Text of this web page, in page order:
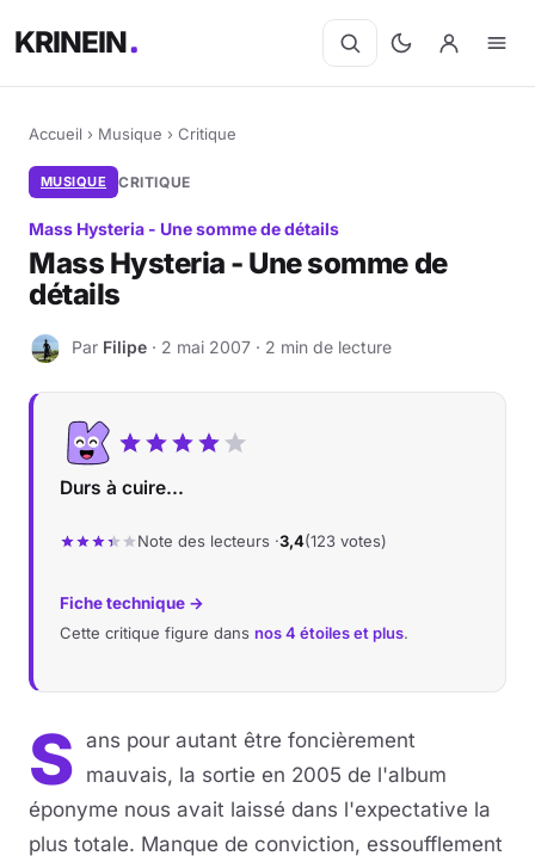
KRINEIN
Accueil › Musique › Critique
MUSIQUE CRITIQUE
Mass Hysteria - Une somme de détails
Mass Hysteria - Une somme de
détails
F Par Filipe · 2 mai 2007 · 2 min de lecture
Durs à cuire...
Note des lecteurs ·3,4(123 votes)
Fiche technique →
Cette critique figure dans nos 4 étoiles et plus.
S ans pour autant être foncièrement
mauvais, la sortie en 2005 de l'album
éponyme nous avait laissé dans l'expectative la
plus totale. Manque de conviction, essoufflement